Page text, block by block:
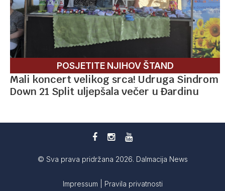
POSJETITE NJIHOV ŠTAND
Mali koncert velikog srca! Udruga Sindrom
Down 21 Split uljepšala večer u Đardinu
© Sva prava pridržana 2026. Dalmacija News
Impressum Pravila privatnosti